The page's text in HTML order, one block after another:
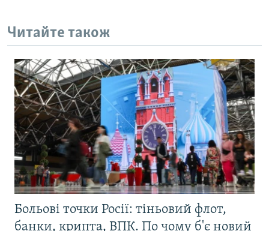
Читайте також
Больові точки Росії: тіньовий флот,
банки, крипта, ВПК. По чому б'є новий